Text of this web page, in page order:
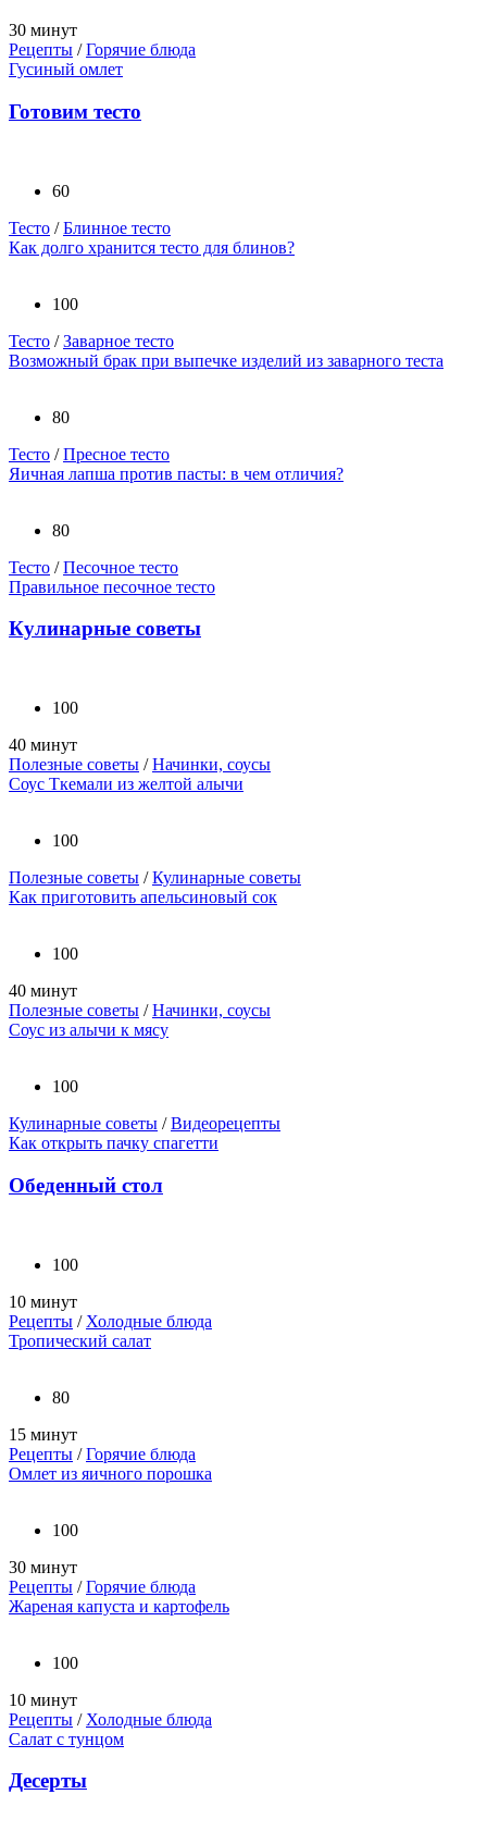
30 минут
Рецепты /Горячие блюда
Гусиный омлет
Готовим тесто
60
Тесто /Блинное тесто
Как долго хранится тесто для блинов?
100
Тесто /Заварное тесто
Возможный брак при выпечке изделий из заварного теста
80
Тесто /Пресное тесто
Яичная лапша против пасты: в чем отличия?
80
Тесто /Песочное тесто
Правильное песочное тесто
Кулинарные советы
100
40 минут
Полезные советы /Начинки, соусы
Соус Ткемали из желтой алычи
100
Полезные советы /Кулинарные советы
Как приготовить апельсиновый сок
100
40 минут
Полезные советы /Начинки, соусы
Соус из алычи к мясу
100
Кулинарные советы /Видеорецепты
Как открыть пачку спагетти
Обеденный стол
100
10 минут
Рецепты / Холодные блюда
Тропический салат
80
15 минут
Рецепты /Горячие блюда
Омлет из яичного порошка
100
30 минут
Рецепты /Горячие блюда
Жареная капуста и картофель
100
10 минут
Рецепты / Холодные блюда
Салат с тунцом
Десерты